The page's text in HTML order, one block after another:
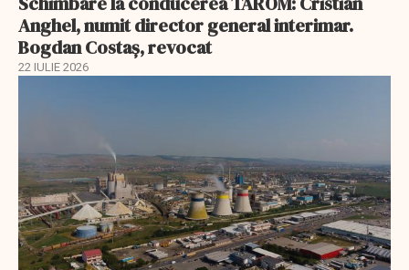
Anghel, numit director general interimar.
Bogdan Costaș, revocat
22 IULIE 2026